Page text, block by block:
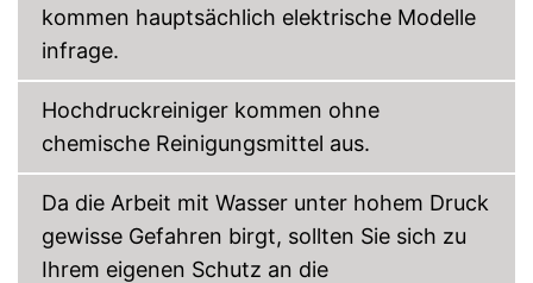
Vorteile
Aufsatz für die
Auch für heißes Wasser
geeignet
Amazon Lieferzeit
sofort verfügbar
kommen hauptsächlich elektrische Modelle
infrage.
Hochdruckreiniger kommen ohne
chemische Reinigungsmittel aus.
Da die Arbeit mit Wasser unter hohem Druck
gewisse Gefahren birgt, sollten Sie sich zu
Ihrem eigenen Schutz an die